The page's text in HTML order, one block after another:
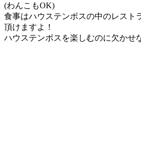
(わんこもOK)
食事はハウステンボスの中のレスト
頂けますよ！
ハウステンボスを楽しむのに欠かせ